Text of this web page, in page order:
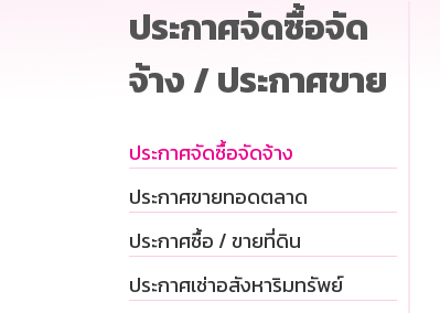
ประกาศจัดซื้อจัด
จ้าง / ประกาศขาย
ประกาศจัดซื้อจัดจ้าง
ประกาศขายทอดตลาด
ประกาศซื้อ / ขายที่ดิน
ประกาศเช่าอสังหาริมทรัพย์